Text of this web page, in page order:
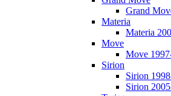
Grand
Materia
Materia
Move
Move
Sirion
Sirion
Sirion